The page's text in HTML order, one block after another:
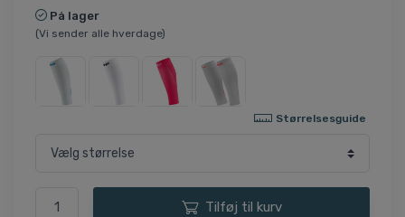
På lager
(Vi sender alle hverdage)
Størrelsesguide
Tilføj til kurv